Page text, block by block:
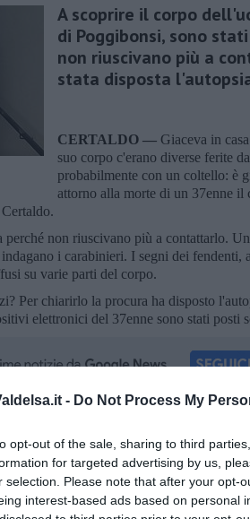
- Do Not Process My
opt-out of the sale, sharing to third
for targeted advertising by us,
selection. Please note that after your opt-
interest-based ads based on personal
A scoprire il corpo
di Poggibonsi, sono
non riuscivano più a
stata disposta
CERTALDO — Giaceva in
suo corpo c'erano diverse ferite
probabilmente con un coltello: è
attorno alla morte di un 37enne il
non riuscivano più a contattarlo.
i carabinieri. I segni dei fendenti,
su varie parti del corpo.
Per chiarirlo la procura ha disposto
elettronici del 37enne sono stati posti
iscriviti alla
Newsletter QUInews -
nella tua casella di posta.